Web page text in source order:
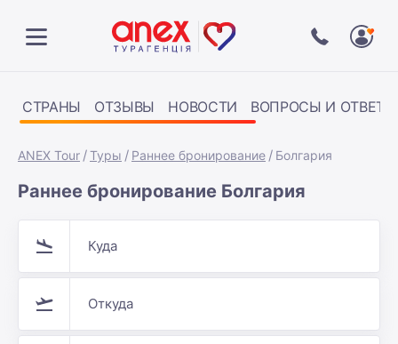
СТРАНЫ ОТЗЫВЫ НОВОСТИ ВОПРОСЫ И ОТВЕТЫ
ANEX Tour Туры Раннее бронирование Болгария
Раннее бронирование Болгария
Куда
Откуда